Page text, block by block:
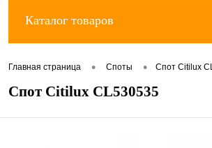
Каталог товаров
Главная страница • Споты • Спот Citilux
Спот Citilux CL530535